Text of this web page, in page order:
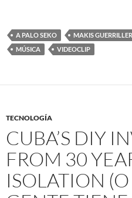
A PALO SEKO MAKIS
MÚSICA
VIDEOCLIP
TECNOLOGÍA
CUBA’S DIY
FROM 30
ISOLATION